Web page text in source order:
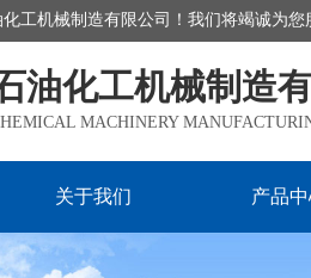
工机械制造有限公司！我们将竭诚为您
油化工机械制造
MACHINERY
关于我们 产品